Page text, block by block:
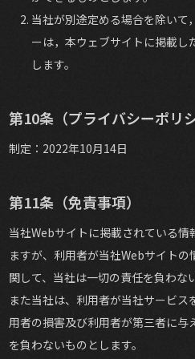
当社が別途定める場合を除いて
ーは，本ウェブサイトに掲載し
します。
第10条（プライバシーポリ
制定：2022年10月14日
第11条（免責事項）
当社Webサイトに掲載されている
ますが、利用者が当社Webサイト
関して、当社は一切の責任を負わな
また当社は、利用者が当社サービ
用者の損害及び利用者が第三者に与
を負わないものとします。